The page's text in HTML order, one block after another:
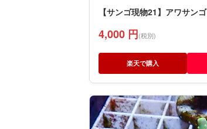
【サンゴ現物21】アワサンゴ
4,000 円(税別)
楽天で購入